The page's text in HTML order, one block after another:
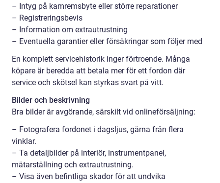
– Intyg på kamremsbyte eller större reparationer
– Registreringsbevis
– Information om extrautrustning
– Eventuella garantier eller försäkringar som följer med
En komplett servicehistorik inger förtroende. Många
köpare är beredda att betala mer för ett fordon där
service och skötsel kan styrkas svart på vitt.
Bilder och beskrivning
Bra bilder är avgörande, särskilt vid onlineförsäljning:
– Fotografera fordonet i dagsljus, gärna från flera
vinklar.
– Ta detaljbilder på interiör, instrumentpanel,
mätarställning och extrautrustning.
– Visa även befintliga skador för att undvika